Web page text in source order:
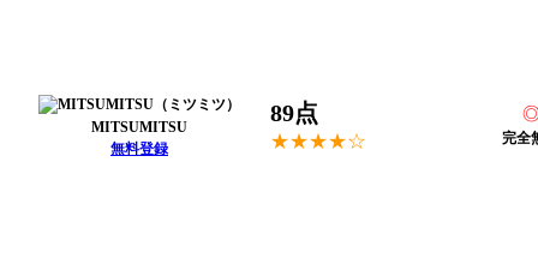
MITSUMITSU
無料登録
89点
★★★★☆ 完全